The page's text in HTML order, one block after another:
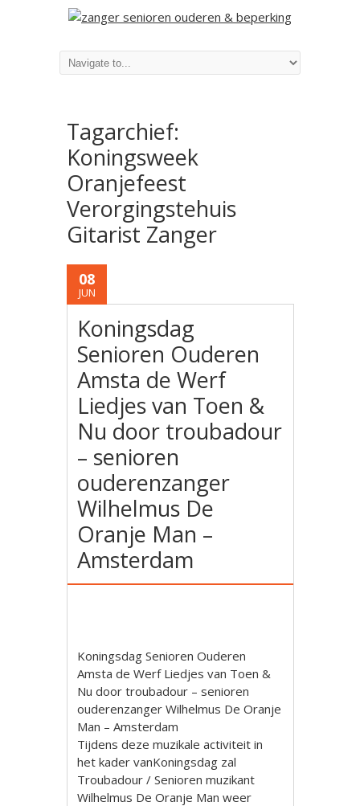
Tagarchief:
Koningsweek
Oranjefeest
Verorgingstehuis
Gitarist Zanger
08
JUN
Koningsdag
Senioren Ouderen
Amsta de Werf
Liedjes van Toen &
Nu door troubadour
– senioren
ouderenzanger
Wilhelmus De
Oranje Man –
Amsterdam
Koningsdag Senioren Ouderen
Amsta de Werf Liedjes van Toen &
Nu door troubadour – senioren
ouderenzanger Wilhelmus De Oranje
Man – Amsterdam
Tijdens deze muzikale activiteit in
het kader vanKoningsdag zal
Troubadour / Senioren muzikant
Wilhelmus De Oranje Man weer